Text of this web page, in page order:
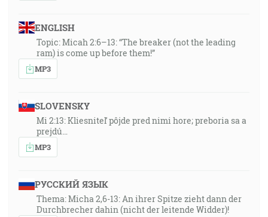
ENGLISH
Topic: Micah 2:6–13: “The breaker (not the leading
ram) is come up before them!”
MP3
SLOVENSKY
Mi 2:13: Kliesniteľ pôjde pred nimi hore; preboria sa a
prejdú…
MP3
РУССКИЙ ЯЗЫК
Thema: Micha 2,6-13: An ihrer Spitze zieht dann der
Durchbrecher dahin (nicht der leitende Widder)!